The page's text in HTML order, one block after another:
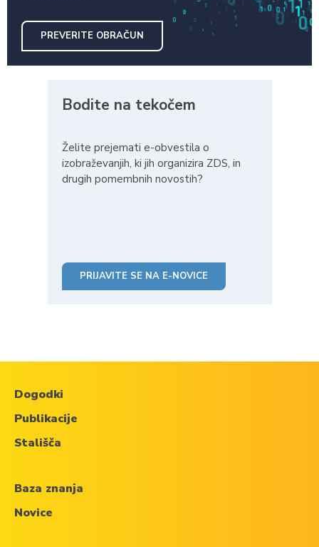
PREVERITE OBRAČUN
Bodite na tekočem
Želite prejemati e-obvestila o
izobraževanjih, ki jih organizira ZDS, in
drugih pomembnih novostih?
PRIJAVITE SE NA E-NOVICE
Dogodki
Publikacije
Stališča
Baza znanja
Novice